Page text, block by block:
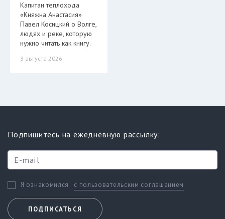
Капитан теплохода
«Княжна Анастасия»
Павел Косицкий о Волге,
людях и реке, которую
нужно читать как книгу.
3 августа 2026
Подпишитесь на ежедневную рассылку:
Я ознакомился с пользовательским соглашением
ПОДПИСАТЬСЯ